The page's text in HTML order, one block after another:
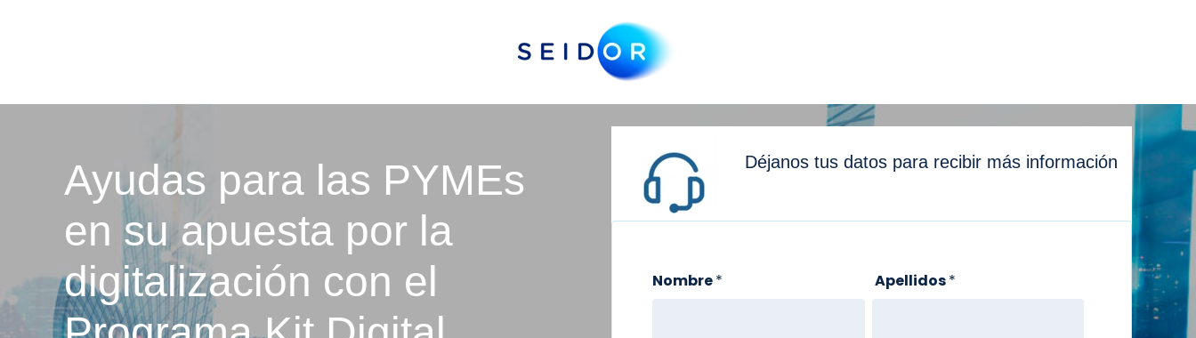
Ayudas para las PYMEs
en su apuesta por la
digitalización con el
Déjanos tus datos para recibir más información
Nombre* Apellidos*